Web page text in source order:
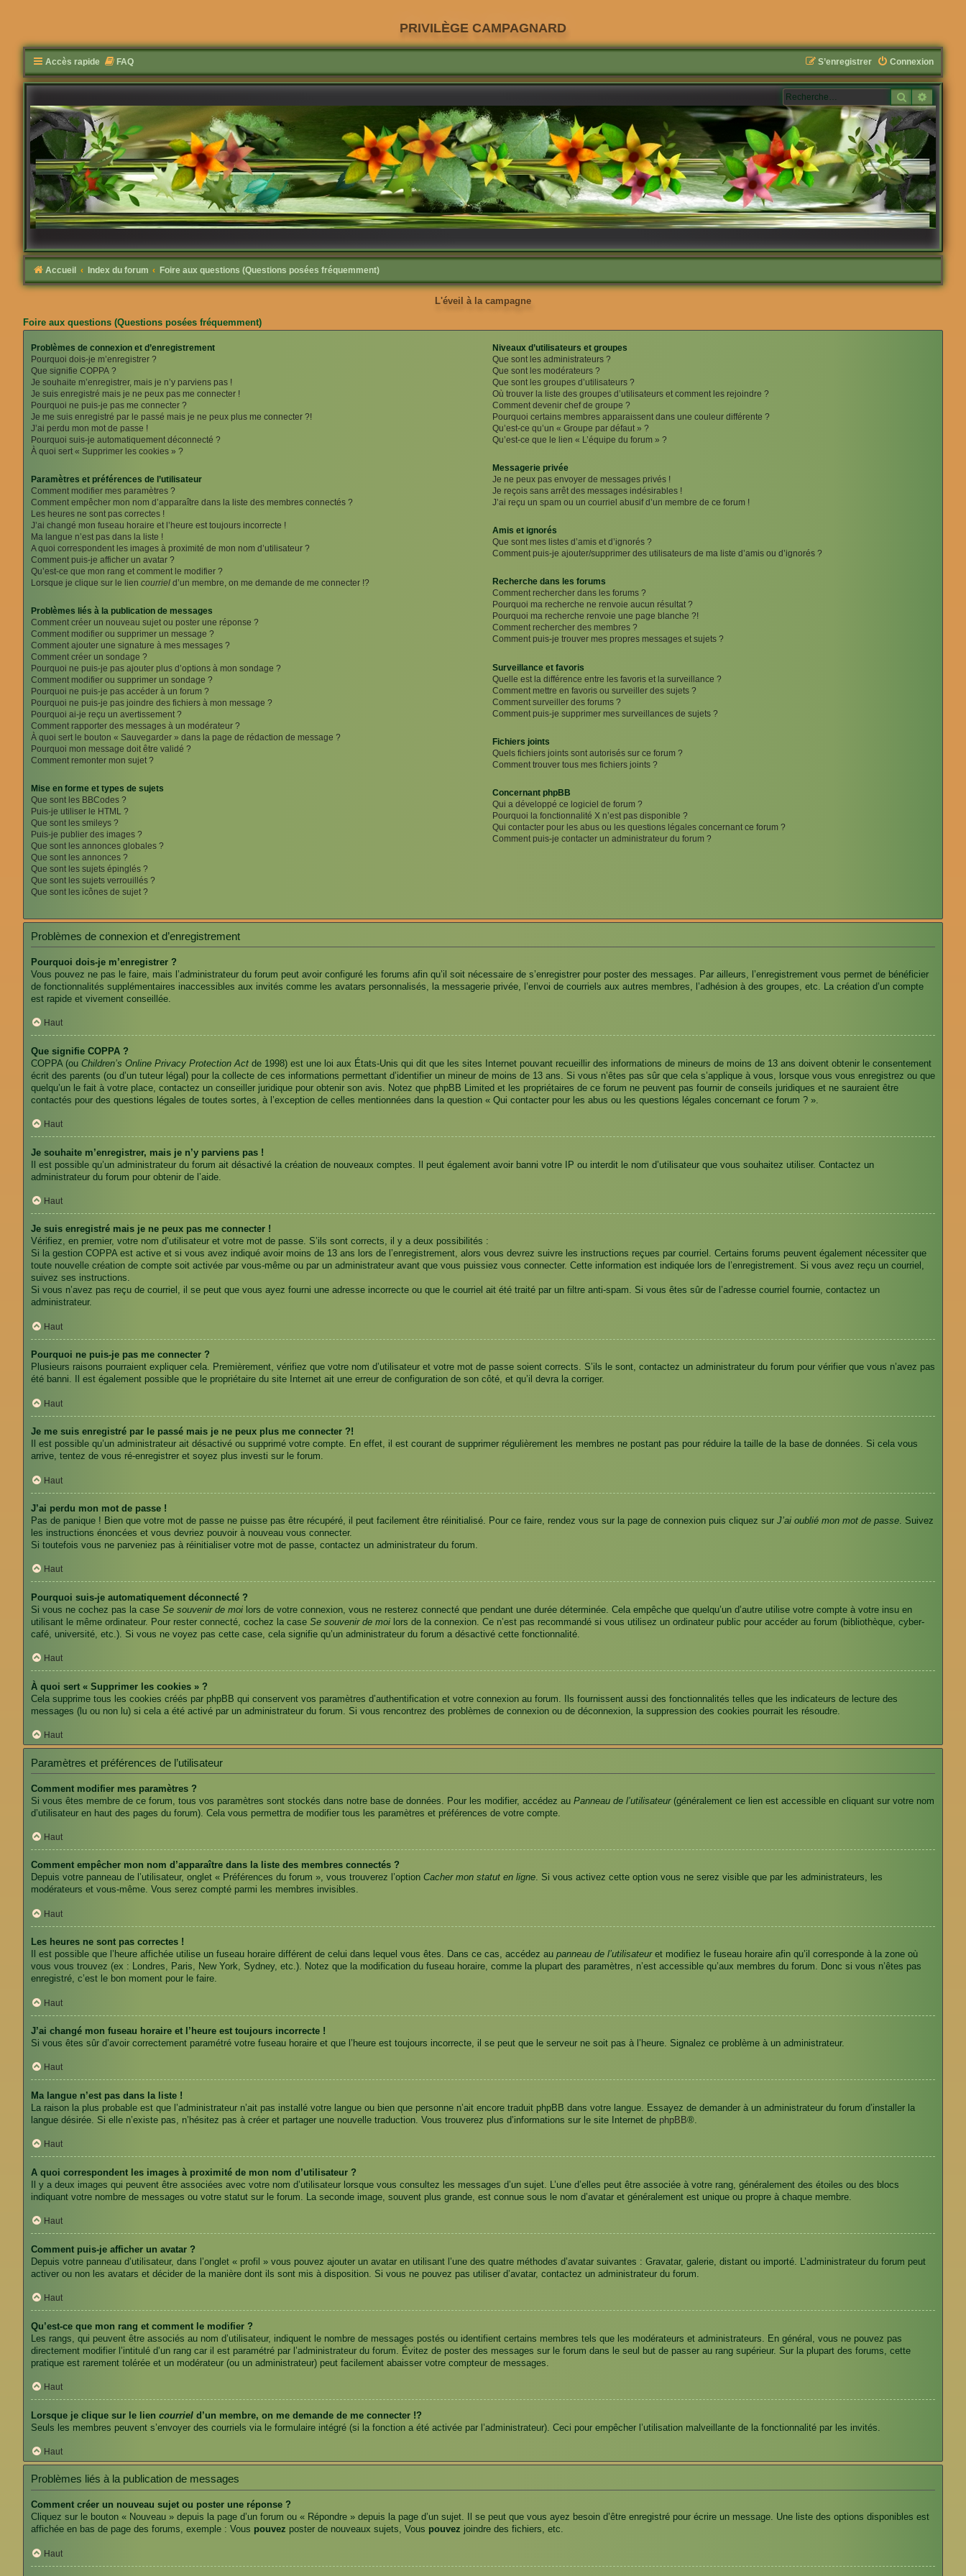
PRIVILÈGE CAMPAGNARD
Accès rapide FAQ Connexion
S’enregistrer
Rechercher
Accueil Index du forum Foire aux questions (Questions posées fréquemment)
L'éveil à la campagne
Foire aux questions (Questions posées fréquemment)
Problèmes de connexion et d’enregistrement
Pourquoi dois-je m’enregistrer ?
Que signifie COPPA ?
Je souhaite m’enregistrer, mais je n’y parviens pas !
Je suis enregistré mais je ne peux pas me connecter !
Pourquoi ne puis-je pas me connecter ?
Je me suis enregistré par le passé mais je ne peux plus me connecter ?!
J’ai perdu mon mot de passe !
Pourquoi suis-je automatiquement déconnecté ?
À quoi sert « Supprimer les cookies » ?
Paramètres et préférences de l’utilisateur
Comment modifier mes paramètres ?
Comment empêcher mon nom d’apparaître dans la liste des membres connectés ?
Les heures ne sont pas correctes !
J’ai changé mon fuseau horaire et l’heure est toujours incorrecte !
Ma langue n’est pas dans la liste !
A quoi correspondent les images à proximité de mon nom d’utilisateur ?
Comment puis-je afficher un avatar ?
Qu’est-ce que mon rang et comment le modifier ?
Lorsque je clique sur le lien courriel d’un membre, on me demande de me connecter !?
Problèmes liés à la publication de messages
Comment créer un nouveau sujet ou poster une réponse ?
Comment modifier ou supprimer un message ?
Comment ajouter une signature à mes messages ?
Comment créer un sondage ?
Pourquoi ne puis-je pas ajouter plus d’options à mon sondage ?
Comment modifier ou supprimer un sondage ?
Pourquoi ne puis-je pas accéder à un forum ?
Pourquoi ne puis-je pas joindre des fichiers à mon message ?
Pourquoi ai-je reçu un avertissement ?
Comment rapporter des messages à un modérateur ?
À quoi sert le bouton « Sauvegarder » dans la page de rédaction de message ?
Pourquoi mon message doit être validé ?
Comment remonter mon sujet ?
Mise en forme et types de sujets
Que sont les BBCodes ?
Puis-je utiliser le HTML ?
Que sont les smileys ?
Puis-je publier des images ?
Que sont les annonces globales ?
Que sont les annonces ?
Que sont les sujets épinglés ?
Que sont les sujets verrouillés ?
Que sont les icônes de sujet ?
Niveaux d’utilisateurs et groupes
Que sont les administrateurs ?
Que sont les modérateurs ?
Que sont les groupes d’utilisateurs ?
Où trouver la liste des groupes d’utilisateurs et comment les rejoindre ?
Comment devenir chef de groupe ?
Pourquoi certains membres apparaissent dans une couleur différente ?
Qu’est-ce qu’un « Groupe par défaut » ?
Qu’est-ce que le lien « L’équipe du forum » ?
Messagerie privée
Je ne peux pas envoyer de messages privés !
Je reçois sans arrêt des messages indésirables !
J’ai reçu un spam ou un courriel abusif d’un membre de ce forum !
Amis et ignorés
Que sont mes listes d’amis et d’ignorés ?
Comment puis-je ajouter/supprimer des utilisateurs de ma liste d’amis ou d’ignorés ?
Recherche dans les forums
Comment rechercher dans les forums ?
Pourquoi ma recherche ne renvoie aucun résultat ?
Pourquoi ma recherche renvoie une page blanche ?!
Comment rechercher des membres ?
Comment puis-je trouver mes propres messages et sujets ?
Surveillance et favoris
Quelle est la différence entre les favoris et la surveillance ?
Comment mettre en favoris ou surveiller des sujets ?
Comment surveiller des forums ?
Comment puis-je supprimer mes surveillances de sujets ?
Fichiers joints
Quels fichiers joints sont autorisés sur ce forum ?
Comment trouver tous mes fichiers joints ?
Concernant phpBB
Qui a développé ce logiciel de forum ?
Pourquoi la fonctionnalité X n’est pas disponible ?
Qui contacter pour les abus ou les questions légales concernant ce forum ?
Comment puis-je contacter un administrateur du forum ?
Problèmes de connexion et d’enregistrement
Pourquoi dois-je m’enregistrer ?
Vous pouvez ne pas le faire, mais l’administrateur du forum peut avoir configuré les forums afin qu’il soit nécessaire de s’enregistrer pour poster des messages. Par ailleurs, l’enregistrement vous permet de bénéficier
de fonctionnalités supplémentaires inaccessibles aux invités comme les avatars personnalisés, la messagerie privée, l’envoi de courriels aux autres membres, l’adhésion à des groupes, etc. La création d’un compte
est rapide et vivement conseillée.
Haut
Que signifie COPPA ?
COPPA (ou Children’s Online Privacy Protection Act de 1998) est une loi aux États-Unis qui dit que les sites Internet pouvant recueillir des informations de mineurs de moins de 13 ans doivent obtenir le consentement
écrit des parents (ou d’un tuteur légal) pour la collecte de ces informations permettant d’identifier un mineur de moins de 13 ans. Si vous n’êtes pas sûr que cela s’applique à vous, lorsque vous vous enregistrez ou que
quelqu’un le fait à votre place, contactez un conseiller juridique pour obtenir son avis. Notez que phpBB Limited et les propriétaires de ce forum ne peuvent pas fournir de conseils juridiques et ne sauraient être
contactés pour des questions légales de toutes sortes, à l’exception de celles mentionnées dans la question « Qui contacter pour les abus ou les questions légales concernant ce forum ? ».
Haut
Je souhaite m’enregistrer, mais je n’y parviens pas !
Il est possible qu’un administrateur du forum ait désactivé la création de nouveaux comptes. Il peut également avoir banni votre IP ou interdit le nom d’utilisateur que vous souhaitez utiliser. Contactez un
administrateur du forum pour obtenir de l’aide.
Haut
Je suis enregistré mais je ne peux pas me connecter !
Vérifiez, en premier, votre nom d’utilisateur et votre mot de passe. S’ils sont corrects, il y a deux possibilités :
Si la gestion COPPA est active et si vous avez indiqué avoir moins de 13 ans lors de l’enregistrement, alors vous devrez suivre les instructions reçues par courriel. Certains forums peuvent également nécessiter que
toute nouvelle création de compte soit activée par vous-même ou par un administrateur avant que vous puissiez vous connecter. Cette information est indiquée lors de l’enregistrement. Si vous avez reçu un courriel,
suivez ses instructions.
Si vous n’avez pas reçu de courriel, il se peut que vous ayez fourni une adresse incorrecte ou que le courriel ait été traité par un filtre anti-spam. Si vous êtes sûr de l’adresse courriel fournie, contactez un
administrateur.
Haut
Pourquoi ne puis-je pas me connecter ?
Plusieurs raisons pourraient expliquer cela. Premièrement, vérifiez que votre nom d’utilisateur et votre mot de passe soient corrects. S’ils le sont, contactez un administrateur du forum pour vérifier que vous n’avez pas
été banni. Il est également possible que le propriétaire du site Internet ait une erreur de configuration de son côté, et qu’il devra la corriger.
Haut
Je me suis enregistré par le passé mais je ne peux plus me connecter ?!
Il est possible qu’un administrateur ait désactivé ou supprimé votre compte. En effet, il est courant de supprimer régulièrement les membres ne postant pas pour réduire la taille de la base de données. Si cela vous
arrive, tentez de vous ré-enregistrer et soyez plus investi sur le forum.
Haut
J’ai perdu mon mot de passe !
Pas de panique ! Bien que votre mot de passe ne puisse pas être récupéré, il peut facilement être réinitialisé. Pour ce faire, rendez vous sur la page de connexion puis cliquez sur J’ai oublié mon mot de passe. Suivez
les instructions énoncées et vous devriez pouvoir à nouveau vous connecter.
Si toutefois vous ne parveniez pas à réinitialiser votre mot de passe, contactez un administrateur du forum.
Haut
Pourquoi suis-je automatiquement déconnecté ?
Si vous ne cochez pas la case Se souvenir de moi lors de votre connexion, vous ne resterez connecté que pendant une durée déterminée. Cela empêche que quelqu’un d’autre utilise votre compte à votre insu en
utilisant le même ordinateur. Pour rester connecté, cochez la case Se souvenir de moi lors de la connexion. Ce n’est pas recommandé si vous utilisez un ordinateur public pour accéder au forum (bibliothèque, cyber-
café, université, etc.). Si vous ne voyez pas cette case, cela signifie qu’un administrateur du forum a désactivé cette fonctionnalité.
Haut
À quoi sert « Supprimer les cookies » ?
Cela supprime tous les cookies créés par phpBB qui conservent vos paramètres d’authentification et votre connexion au forum. Ils fournissent aussi des fonctionnalités telles que les indicateurs de lecture des
messages (lu ou non lu) si cela a été activé par un administrateur du forum. Si vous rencontrez des problèmes de connexion ou de déconnexion, la suppression des cookies pourrait les résoudre.
Haut
Paramètres et préférences de l’utilisateur
Comment modifier mes paramètres ?
Si vous êtes membre de ce forum, tous vos paramètres sont stockés dans notre base de données. Pour les modifier, accédez au Panneau de l’utilisateur(généralement ce lien est accessible en cliquant sur votre nom
d’utilisateur en haut des pages du forum). Cela vous permettra de modifier tous les paramètres et préférences de votre compte.
Haut
Comment empêcher mon nom d’apparaître dans la liste des membres connectés ?
Depuis votre panneau de l’utilisateur, onglet « Préférences du forum », vous trouverez l’option Cacher mon statut en ligne. Si vous activez cette option vous ne serez visible que par les administrateurs, les
modérateurs et vous-même. Vous serez compté parmi les membres invisibles.
Haut
Les heures ne sont pas correctes !
Il est possible que l’heure affichée utilise un fuseau horaire différent de celui dans lequel vous êtes. Dans ce cas, accédez au panneau de l’utilisateuret modifiez le fuseau horaire afin qu’il corresponde à la zone où
vous vous trouvez (ex : Londres, Paris, New York, Sydney, etc.). Notez que la modification du fuseau horaire, comme la plupart des paramètres, n’est accessible qu’aux membres du forum. Donc si vous n’êtes pas
enregistré, c’est le bon moment pour le faire.
Haut
J’ai changé mon fuseau horaire et l’heure est toujours incorrecte !
Si vous êtes sûr d’avoir correctement paramétré votre fuseau horaire et que l’heure est toujours incorrecte, il se peut que le serveur ne soit pas à l’heure. Signalez ce problème à un administrateur.
Haut
Ma langue n’est pas dans la liste !
La raison la plus probable est que l’administrateur n’ait pas installé votre langue ou bien que personne n’ait encore traduit phpBB dans votre langue. Essayez de demander à un administrateur du forum d’installer la
langue désirée. Si elle n’existe pas, n’hésitez pas à créer et partager une nouvelle traduction. Vous trouverez plus d’informations sur le site Internet de phpBB®.
Haut
A quoi correspondent les images à proximité de mon nom d’utilisateur ?
Il y a deux images qui peuvent être associées avec votre nom d’utilisateur lorsque vous consultez les messages d’un sujet. L’une d’elles peut être associée à votre rang, généralement des étoiles ou des blocs
indiquant votre nombre de messages ou votre statut sur le forum. La seconde image, souvent plus grande, est connue sous le nom d’avatar et généralement est unique ou propre à chaque membre.
Haut
Comment puis-je afficher un avatar ?
Depuis votre panneau d’utilisateur, dans l’onglet « profil » vous pouvez ajouter un avatar en utilisant l’une des quatre méthodes d’avatar suivantes : Gravatar, galerie, distant ou importé. L’administrateur du forum peut
activer ou non les avatars et décider de la manière dont ils sont mis à disposition. Si vous ne pouvez pas utiliser d’avatar, contactez un administrateur du forum.
Haut
Qu’est-ce que mon rang et comment le modifier ?
Les rangs, qui peuvent être associés au nom d’utilisateur, indiquent le nombre de messages postés ou identifient certains membres tels que les modérateurs et administrateurs. En général, vous ne pouvez pas
directement modifier l’intitulé d’un rang car il est paramétré par l’administrateur du forum. Évitez de poster des messages sur le forum dans le seul but de passer au rang supérieur. Sur la plupart des forums, cette
pratique est rarement tolérée et un modérateur (ou un administrateur) peut facilement abaisser votre compteur de messages.
Haut
Lorsque je clique sur le lien courriel d’un membre, on me demande de me connecter !?
Seuls les membres peuvent s’envoyer des courriels via le formulaire intégré (si la fonction a été activée par l’administrateur). Ceci pour empêcher l’utilisation malveillante de la fonctionnalité par les invités.
Haut
Problèmes liés à la publication de messages
Comment créer un nouveau sujet ou poster une réponse ?
Cliquez sur le bouton « Nouveau » depuis la page d’un forum ou « Répondre » depuis la page d’un sujet. Il se peut que vous ayez besoin d’être enregistré pour écrire un message. Une liste des options disponibles est
affichée en bas de page des forums, exemple : Vous pouvez poster de nouveaux sujets, Vous pouvez joindre des fichiers, etc.
Haut